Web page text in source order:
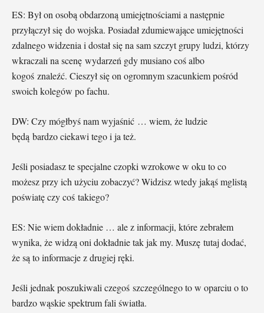
ES: Był on osobą obdarzoną umiejętnościami a następnie
przyłączył się do wojska. Posiadał zdumiewające umiejętności
zdalnego widzenia i dostał się na sam szczyt grupy ludzi, którzy
wkraczali na scenę wydarzeń gdy musiano coś albo
kogoś znaleźć. Cieszył się on ogromnym szacunkiem pośród
swoich kolegów po fachu.
DW: Czy mógłbyś nam wyjaśnić … wiem, że ludzie
będą bardzo ciekawi tego i ja też.
Jeśli posiadasz te specjalne czopki wzrokowe w oku to co
możesz przy ich użyciu zobaczyć? Widzisz wtedy jakąś mglistą
poświatę czy coś takiego?
ES: Nie wiem dokładnie … ale z informacji, które zebrałem
wynika, że widzą oni dokładnie tak jak my. Muszę tutaj dodać,
że są to informacje z drugiej ręki.
Jeśli jednak poszukiwali czegoś szczególnego to w oparciu o to
bardzo wąskie spektrum fali światła.